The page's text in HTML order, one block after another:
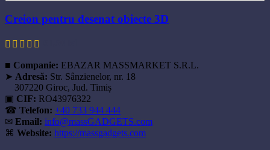
Creion pentru desenat obiecte 3D
■ Companie: EBAZAR MASSMARKET S.R.L.
➤ Adresă: Str. Sânzienelor, nr. 18
307220 Giroc, Jud. Timiș
▣ CIF: RO43976322
☎ Telefon: +40 733 944 444
✉ Email: info@massGADGETS.com
⌘ Website: https://massgadgets.com